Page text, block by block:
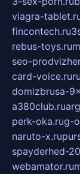
viagra-
fincontech.ru
rebus-toys.ru
seo-
card-voice.ru
domizbrusa-
a380club.ru
perk-oka.rug-
naruto-x.ru
spayderhed-
webamator.ru